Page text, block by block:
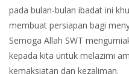
pada bulan-bulan ibadat ini
membuat persiapan bagi
Semoga Allah SWT
kepada kita untuk melazimi
kemaksiatan dan kezaliman.